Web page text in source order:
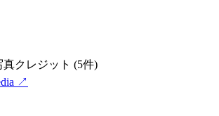
クレジット (5件)
↗